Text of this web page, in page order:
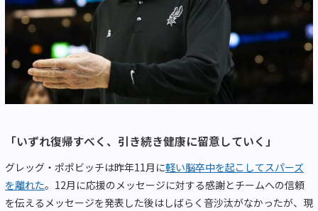
「いずれ復帰すべく、引き続き健康に留意していく」
グレッグ・ポポビッチは昨年11月に軽い脳卒中を起こしてスパーズ
を離れた。12月に応援のメッセージに対する感謝とチームへの信頼
を伝えるメッセージを発表した後はしばらく音沙汰がなかったが、現